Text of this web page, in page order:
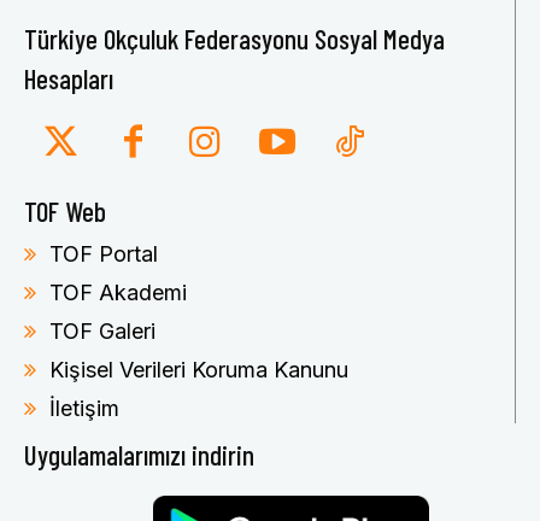
Türkiye Okçuluk Federasyonu Sosyal Medya
Hesapları
TOF Web
TOF Portal
TOF Akademi
TOF Galeri
Kişisel Verileri Koruma Kanunu
İletişim
Uygulamalarımızı indirin